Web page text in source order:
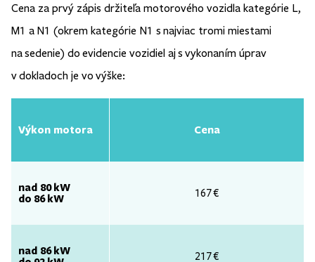
Cena za prvý zápis držiteľa motorového vozidla kategórie L,
M1 a N1 (okrem kategórie N1 s najviac tromi miestami
na sedenie) do evidencie vozidiel aj s vykonaním úprav
v dokladoch je vo výške:
Výkon motora
nad 80 kW
do 86 kW
nad 86 kW
Cena
167 €
217 €